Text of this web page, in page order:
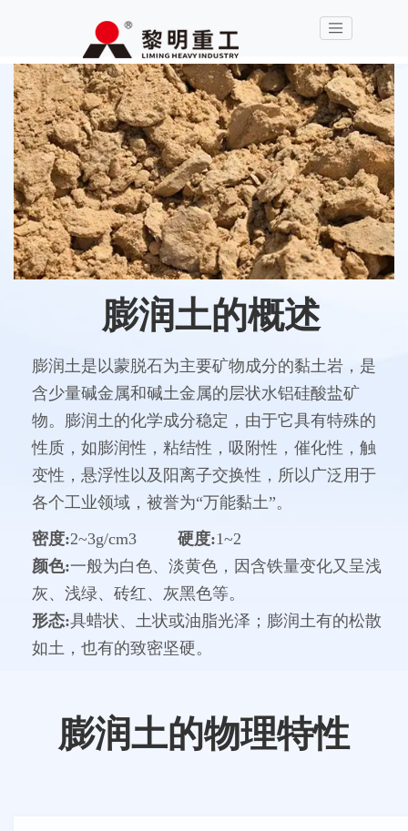
膨润土的概述
膨润土是以蒙脱石为主要矿物成分的黏土岩，是
含少量碱金属和碱土金属的层状水铝硅酸盐矿
物。膨润土的化学成分稳定，由于它具有特殊的
性质，如膨润性，粘结性，吸附性，催化性，触
变性，悬浮性以及阳离子交换性，所以广泛用于
各个工业领域，被誉为“万能黏土”。
密度:2~3g/cm3 硬度:1~2
颜色:一般为白色、淡黄色，因含铁量变化又呈浅
灰、浅绿、砖红、灰黑色等。
形态:具蜡状、土状或油脂光泽；膨润土有的松散
如土，也有的致密坚硬。
膨润土的物理特性